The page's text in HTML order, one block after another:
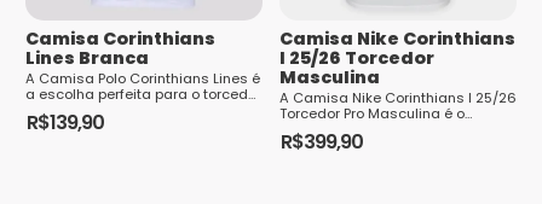
escolhidas
na
página
do
produto
Camisa Corinthians
Lines Branca
A Camisa Polo Corinthians Lines é
a escolha perfeita para o torcedor
que busca estilo, autenticidade e
elegância sem abrir mão da
R$139,90
Camisa Nike Corinthians
I 25/26 Torcedor
Masculina
A Camisa Nike Corinthians I 25/26
Torcedor Pro Masculina é o
símbolo máximo de paixão e
apoio ao clube, com seu design
R$399,90